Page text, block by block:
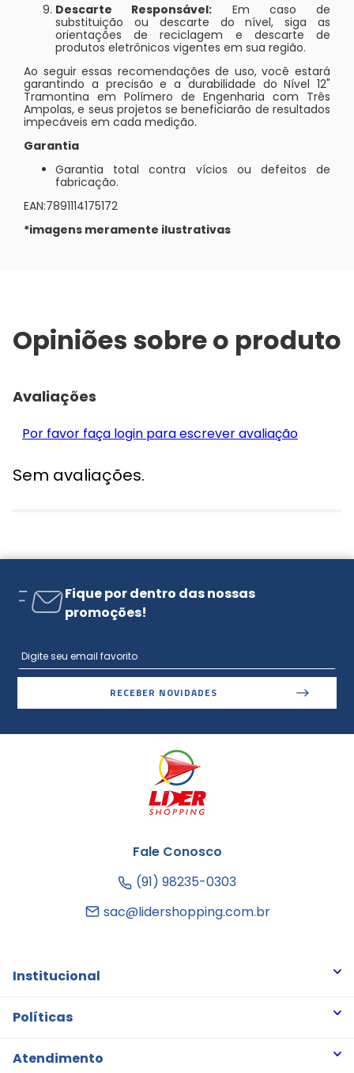
Descarte Responsável: Em caso de
substituição ou descarte do nível, siga as
orientações de reciclagem e descarte de
produtos eletrônicos vigentes em sua região.
Ao seguir essas recomendações de uso, você estará
garantindo a precisão e a durabilidade do Nível 12"
Tramontina em Polímero de Engenharia com Três
Ampolas, e seus projetos se beneficiarão de resultados
impecáveis em cada medição.
Garantia
Garantia total contra vícios ou defeitos de
fabricação.
EAN:7891114175172
*imagens meramente ilustrativas
Opiniões sobre o produto
Avaliações
Por favor faça login para escrever avaliação
Sem avaliações.
Fique por dentro das nossas
promoções!
RECEBER NOVIDADES
Fale Conosco
(91) 98235-0303
sac@lidershopping.com.br
Institucional
Quem somos
Notícias
Políticas
Trocas e Devoluções
Atendimento